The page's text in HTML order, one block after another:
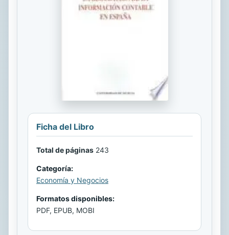
Ficha del Libro
Total de páginas 243
Categoría:
Economía y Negocios
Formatos disponibles:
PDF, EPUB, MOBI